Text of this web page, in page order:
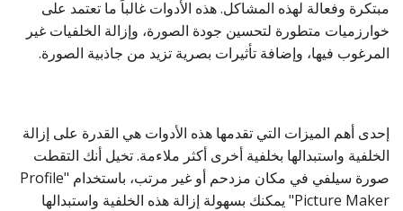
مبتكرة وفعالة لهذه المشاكل. هذه الأدوات غالباً ما تعتمد على
خوارزميات متطورة لتحسين جودة الصورة، وإزالة الخلفيات غير
المرغوب فيها، وإضافة تأثيرات بصرية تزيد من جاذبية الصورة.
إحدى أهم الميزات التي تقدمها هذه الأدوات هي القدرة على إزالة
الخلفية واستبدالها بخلفية أخرى أكثر ملاءمة. تخيل أنك التقطت
صورة سيلفي في مكان مزدحم أو غير مرتب، باستخدام "Profile
Picture Maker" يمكنك بسهولة إزالة هذه الخلفية واستبدالها